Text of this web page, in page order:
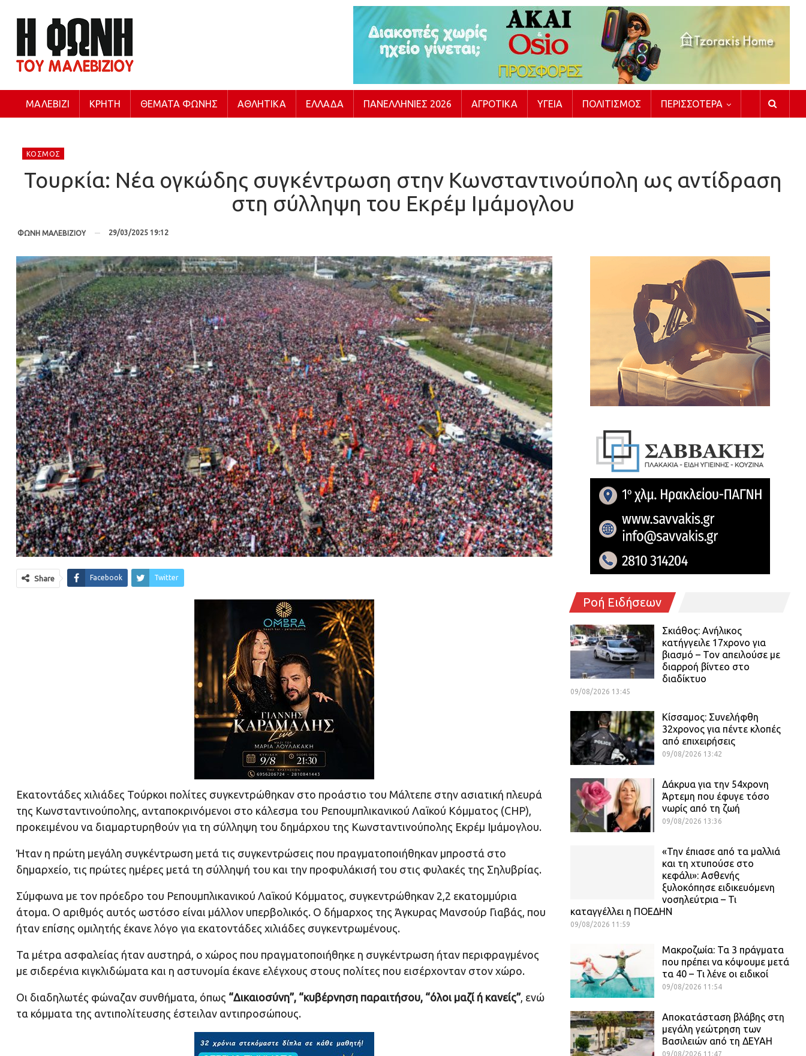
ΜΑΛΕΒΊΖΙ ΚΡΉΤΗ ΘΈΜΑΤΑ ΦΩΝΉΣ ΑΘΛΗΤΙΚΆ ΕΛΛΆΔΑ ΠΑΝΕΛΛΉΝΙΕΣ 2026 ΑΓΡΟΤΙΚΆ ΥΓΕΊΑ ΠΟΛΙΤΙΣΜΌΣ ΠΕΡΙΣΣΌΤΕΡΑ
ΚΌΣΜΟΣ
Τουρκία: Νέα ογκώδης συγκέντρωση στην Κωνσταντινούπολη ως αντίδραση
στη σύλληψη του Εκρέμ Ιμάμογλου
ΦΩΝΗ ΜΑΛΕΒΙΖΙΟΥ 29/03/2025 19:12
Share Facebook Twitter
Εκατοντάδες χιλιάδες Τούρκοι πολίτες συγκεντρώθηκαν στο προάστιο του Μάλτεπε στην ασιατική πλευρά
της Κωνσταντινούπολης, ανταποκρινόμενοι στο κάλεσμα του Ρεπουμπλικανικού Λαϊκού Κόμματος (CHP),
προκειμένου να διαμαρτυρηθούν για τη σύλληψη του δημάρχου της Κωνσταντινούπολης Εκρέμ Ιμάμογλου.
Ήταν η πρώτη μεγάλη συγκέντρωση μετά τις συγκεντρώσεις που πραγματοποιήθηκαν μπροστά στο
δημαρχείο, τις πρώτες ημέρες μετά τη σύλληψή του και την προφυλάκισή του στις φυλακές της Σηλυβρίας.
Σύμφωνα με τον πρόεδρο του Ρεπουμπλικανικού Λαϊκού Κόμματος, συγκεντρώθηκαν 2,2 εκατομμύρια
άτομα. Ο αριθμός αυτός ωστόσο είναι μάλλον υπερβολικός. Ο δήμαρχος της Άγκυρας Μανσούρ Γιαβάς, που
ήταν επίσης ομιλητής έκανε λόγο για εκατοντάδες χιλιάδες συγκεντρωμένους.
Τα μέτρα ασφαλείας ήταν αυστηρά, ο χώρος που πραγματοποιήθηκε η συγκέντρωση ήταν περιφραγμένος
με σιδερένια κιγκλιδώματα και η αστυνομία έκανε ελέγχους στους πολίτες που εισέρχονταν στον χώρο.
Οι διαδηλωτές φώναζαν συνθήματα, όπως “Δικαιοσύνη”, “κυβέρνηση παραιτήσου, “όλοι μαζί ή κανείς”, ενώ
τα κόμματα της αντιπολίτευσης έστειλαν αντιπροσώπους.
Ροή Ειδήσεων
Σκιάθος: Ανήλικος
κατήγγειλε 17χρονο για
βιασμό – Τον απειλούσε με
διαρροή βίντεο στο
διαδίκτυο
09/08/2026 13:45
Κίσσαμος: Συνελήφθη
32χρονος για πέντε κλοπές
από επιχειρήσεις
09/08/2026 13:42
Δάκρυα για την 54χρονη
Άρτεμη που έφυγε τόσο
νωρίς από τη ζωή
09/08/2026 13:36
«Την έπιασε από τα μαλλιά
και τη χτυπούσε στο
κεφάλι»: Ασθενής
ξυλοκόπησε ειδικευόμενη
νοσηλεύτρια – Τι
καταγγέλλει η ΠΟΕΔΗΝ
09/08/2026 11:59
Μακροζωία: Τα 3 πράγματα
που πρέπει να κόψουμε μετά
τα 40 – Τι λένε οι ειδικοί
09/08/2026 11:54
Αποκατάσταση βλάβης στη
μεγάλη γεώτρηση των
Βασιλειών από τη ΔΕΥΑΗ
09/08/2026 11:47